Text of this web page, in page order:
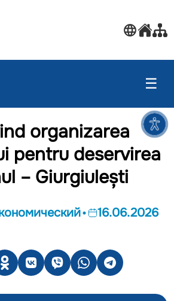
☰
organizarea
pentru deservirea
– Giurgiulești
16.06.2026